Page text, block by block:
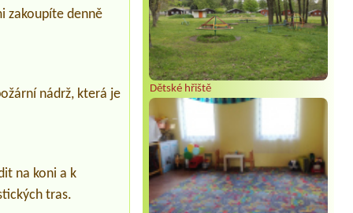
Dětské hřiště
zakoupíte denně
nádrž, která je
na koni a k
tras.